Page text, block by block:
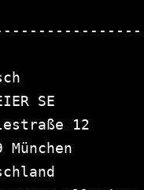
SE
12
München